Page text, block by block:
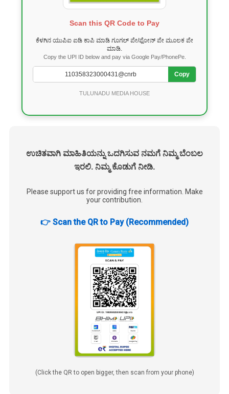
Scan this QR Code to Pay
ಕೆಳಗಿನ ಯುಪಿಐ ಐಡಿ ಕಾಪಿ ಮಾಡಿ ಗೂಗಲ್ ಪೇ/ಫೋನ್ ಪೇ ಮೂಲಕ ಪೇ
ಮಾಡಿ.
Copy the UPI ID below and pay via Google Pay/PhonePe.
Copy
TULUNADU MEDIA HOUSE
ಉಚಿತವಾಗಿ ಮಾಹಿತಿಯನ್ನು ಒದಗಿಸುವ ನಮಗೆ ನಿಮ್ಮ ಬೆಂಬಲ
ಇರಲಿ. ನಿಮ್ಮ ಕೊಡುಗೆ ನೀಡಿ.
Please support us for providing free information. Make
your contribution.
👉 Scan the QR to Pay (Recommended)
(Click the QR to open bigger, then scan from your phone)